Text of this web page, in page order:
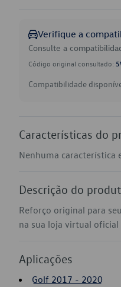
Verifique a
Consulte a
Código original consultado:
Compatibilidade
Características do
Nenhuma característica
Descrição do
Reforço original para
na sua loja virtual oficial
Aplicações
Golf 2017 - 2020